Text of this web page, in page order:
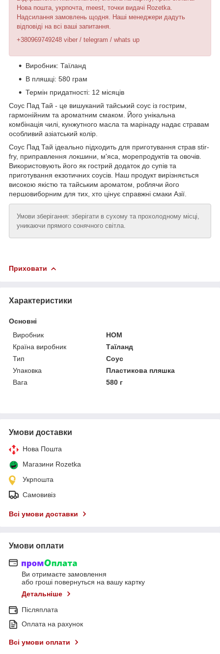
Нова пошта, укрпочта, meest, точки видачі Rozetka.
Надсилання замовлень щодня. Наші менеджери дадуть
відповіді на всі ваші запитання.
+380969749248 viber / telegram / whats up
Виробник: Таїланд
В пляшці: 580 грам
Термін придатності: 12 місяців
Соус Пад Тай - це вишуканий тайський соус із гострим,
гармонійним та ароматним смаком. Його унікальна
комбінація чилі, кунжутного масла та марінаду надає стравам
особливий азіатський колір.
Соус Пад Тай ідеально підходить для приготування страв stir-
fry, приправлення локшини, м'яса, морепродуктів та овочів.
Використовують його як гострий додаток до супів та
приготування екзотичних соусів. Наш продукт вирізняється
високою якістю та тайським ароматом, роблячи його
першовиборним для тих, хто цінує справжні смаки Азії.
Умови зберігання: зберігати в сухому та прохолодному місці,
уникаючи прямого сонячного світла.
Приховати
Характеристики
Основні
Виробник
HOM
Країна виробник
Таїланд
Тип
Соус
Упаковка
Пластикова пляшка
Вага
580 г
Умови доставки
Нова Пошта
Магазини Rozetka
Укрпошта
Самовивіз
Всі умови доставки
Умови оплати
Ви отримаєте замовлення
або гроші повернуться на вашу картку
Детальніше
Післяплата
Оплата на рахунок
Всі умови оплати